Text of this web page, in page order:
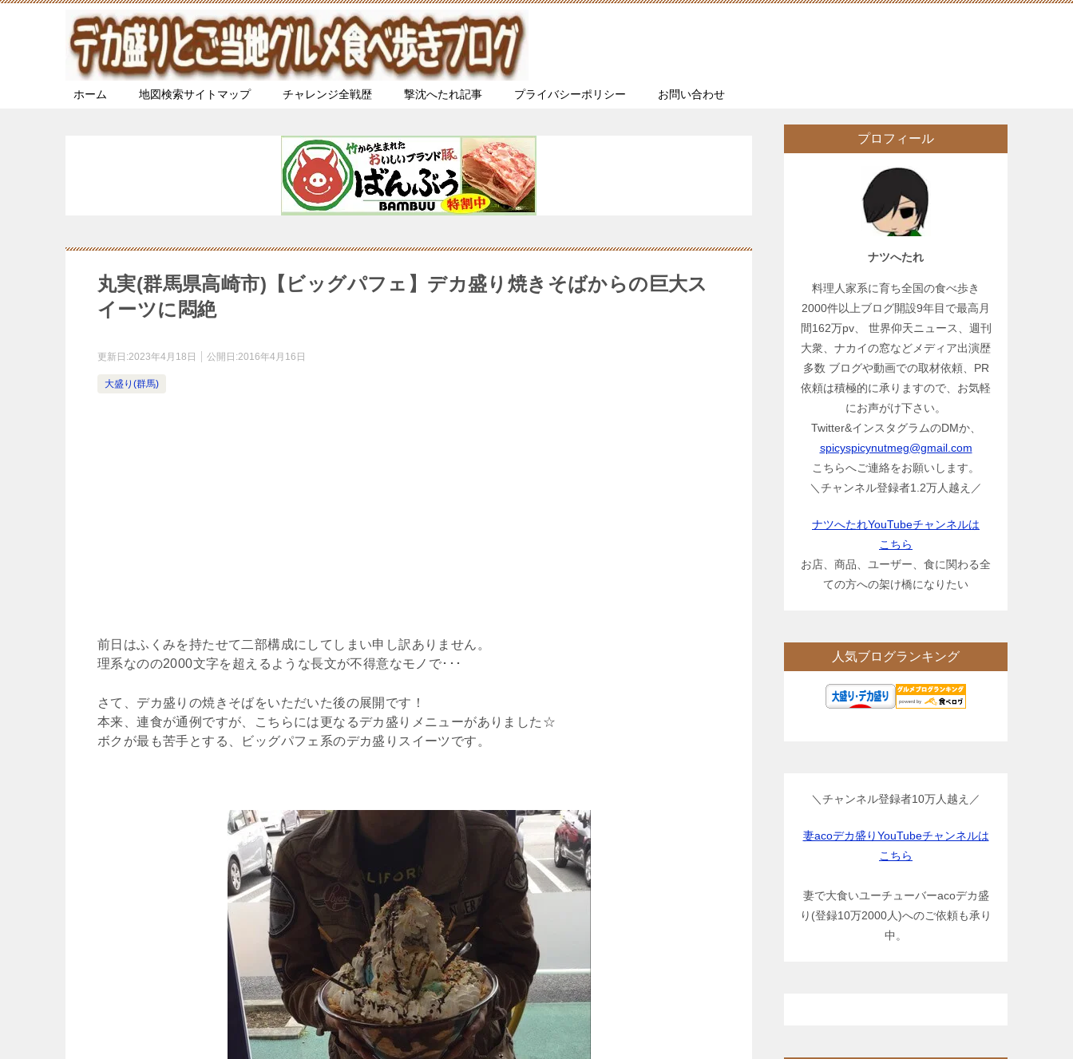
ホーム 地図検索サイトマップ チャレンジ全戦歴 撃沈へたれ記事 プライバシーポリシー お問い合わせ
丸実(群馬県高崎市)【ビッグパフェ】デカ盛り焼きそばからの巨大ス
イーツに悶絶
更新日:2023年4月18日 公開日:2016年4月16日
大盛り(群馬)
前日はふくみを持たせて二部構成にしてしまい申し訳ありません。
理系なのの2000文字を超えるような長文が不得意なモノで･･･
さて、デカ盛りの焼きそばをいただいた後の展開です！
本来、連食が通例ですが、こちらには更なるデカ盛りメニューがありました☆
ボクが最も苦手とする、ビッグパフェ系のデカ盛りスイーツです。
プロフィール
ナツへたれ
料理人家系に育ち全国の食べ歩き
2000件以上ブログ開設9年目で最高月
間162万pv、 世界仰天ニュース、週刊
大衆、ナカイの窓などメディア出演歴
多数 ブログや動画での取材依頼、PR
依頼は積極的に承りますので、お気軽
にお声がけ下さい。
Twitter&インスタグラムのDMか、
spicyspicynutmeg@gmail.com
こちらへご連絡をお願いします。
＼チャンネル登録者1.2万人越え／
ナツへたれYouTubeチャンネルは
こちら
お店、商品、ユーザー、食に関わる全
ての方への架け橋になりたい
人気ブログランキング
＼チャンネル登録者10万人越え／
妻acoデカ盛りYouTubeチャンネルは
こちら
妻で大食いユーチューバーacoデカ盛
り(登録10万2000人)へのご依頼も承り
中。